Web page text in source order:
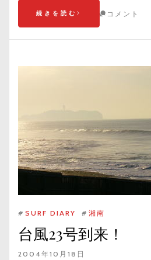
続きを読む コメント
# SURF DIARY # 湘南
台風23号到来！
2004年10月18日